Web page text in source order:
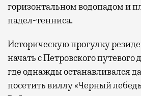
горизонтальном водопадом и
падел-тенниса.
Историческую прогулку
начать с Петровского путевого
гдеоднажды останавливался
посетить виллу «Черный